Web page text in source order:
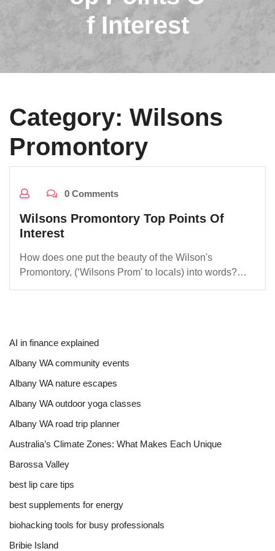
f Interest
Category: Wilsons
Promontory
0 Comments
Wilsons Promontory Top Points Of
Interest
How does one put the beauty of the Wilson's
Promontory, (‘Wilsons Prom' to locals) into words?…
AI in finance explained
Albany WA community events
Albany WA nature escapes
Albany WA outdoor yoga classes
Albany WA road trip planner
Australia’s Climate Zones: What Makes Each Unique
Barossa Valley
best lip care tips
best supplements for energy
biohacking tools for busy professionals
Bribie Island